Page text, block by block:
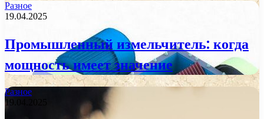
Разное
19.04.2025
Промышленный измельчитель: когда
мощность имеет значение
Разное
19.04.2025